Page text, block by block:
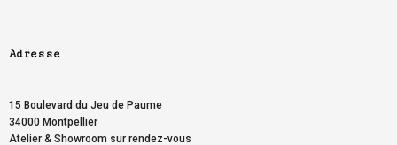
Adresse
15 Boulevard du Jeu de Paume
34000 Montpellier
Atelier & Showroom sur rendez-vous
PREVIOUS ARTICLE